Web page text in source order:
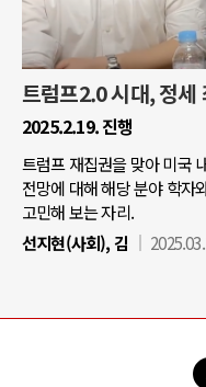
트럼프2.0 시대, 정세
2025.2.19. 진행
트럼프 재집권을 맞아 미국
전망에 대해 해당 분야 학자
고민해 보는 자리.
선지현(사회), 김